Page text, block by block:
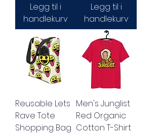
Legg til i
handlekurv
Legg til i
handlekurv
Reusable Lets
Rave Tote
Shopping Bag
Men's Junglist
Red Organic
Cotton T-Shirt